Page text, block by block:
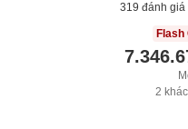
319 đánh giá
Flash
2